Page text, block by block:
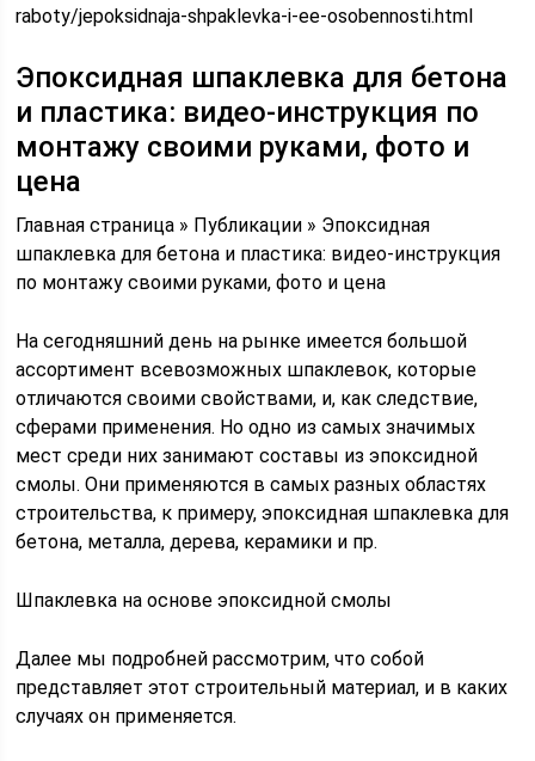
raboty/jepoksidnaja-shpaklevka-i-ee-osobennosti.html
Эпоксидная шпаклевка для бетона
и пластика: видео-инструкция по
монтажу своими руками, фото и
цена
Главная страница » Публикации » Эпоксидная
шпаклевка для бетона и пластика: видео-инструкция
по монтажу своими руками, фото и цена
На сегодняшний день на рынке имеется большой
ассортимент всевозможных шпаклевок, которые
отличаются своими свойствами, и, как следствие,
сферами применения. Но одно из самых значимых
мест среди них занимают составы из эпоксидной
смолы. Они применяются в самых разных областях
строительства, к примеру, эпоксидная шпаклевка для
бетона, металла, дерева, керамики и пр.
Шпаклевка на основе эпоксидной смолы
Далее мы подробней рассмотрим, что собой
представляет этот строительный материал, и в каких
случаях он применяется.